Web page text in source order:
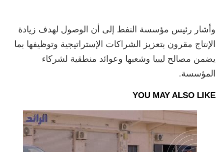
وأشار رئيس مؤسسة النفط إلى أن الوصول لهدف زيادة
الإنتاج مقرون بتعزيز الشراكات الإستراتيجية وتوظيفها بما
يضمن مصالح ليبيا وشعبها وعوائد منطقية لشركاء
المؤسسة.
YOU MAY ALSO LIKE